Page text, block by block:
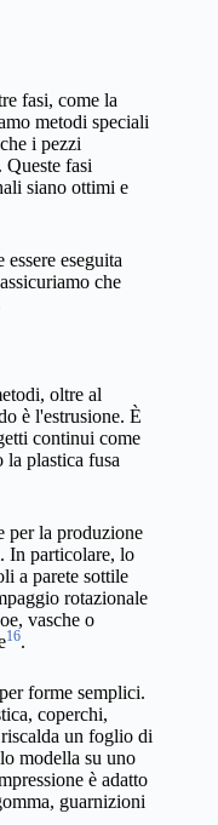
fasi, come la
metodi speciali
i pezzi
. Queste fasi
siano ottimi e
eseguita
che
oltre al
è l'estrusione. È
continui come
plastica fusa
per la produzione
In particolare, lo
a parete sottile
rotazionale
vasche o
16.
forme semplici.
coperchi,
un foglio di
modella su uno
è adatto
guarnizioni